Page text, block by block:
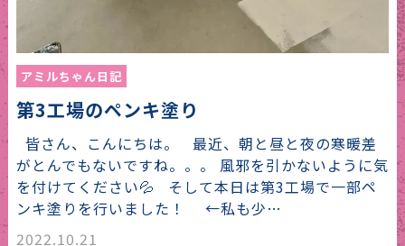
アミルちゃん日記
第3工場のペンキ塗り
皆さん、こんにちは。 最近、朝と昼と夜の寒暖差
がとんでもないですね。。。 風邪を引かないように気
を付けてください💦 そして本日は第3工場で一部ペ
ンキ塗りを行いました！ ←私も少…
2022.10.21